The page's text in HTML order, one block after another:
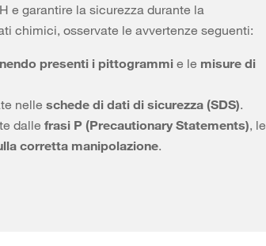
e garantire la sicurezza durante la
chimici, osservate le avvertenze seguenti:
presenti i pittogrammi e le misure di
nelle schede di dati di sicurezza (SDS).
dalle frasi P (Precautionary Statements), le
corretta manipolazione.